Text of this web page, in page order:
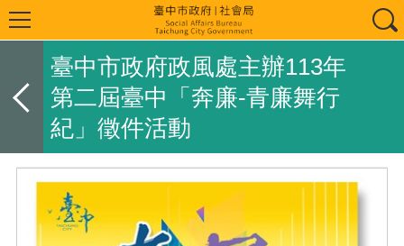
臺中市政府政風處主辦113年
第二屆臺中「奔廉-青廉舞行
紀」徵件活動